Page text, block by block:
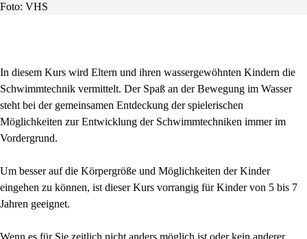
Foto: VHS
In diesem Kurs wird Eltern und ihren wassergewöhnten Kindern die
Schwimmtechnik vermittelt. Der Spaß an der Bewegung im Wasser
steht bei der gemeinsamen Entdeckung der spielerischen
Möglichkeiten zur Entwicklung der Schwimmtechniken immer im
Vordergrund.
Um besser auf die Körpergröße und Möglichkeiten der Kinder
eingehen zu können, ist dieser Kurs vorrangig für Kinder von 5 bis 7
Jahren geeignet.
Wenn es für Sie zeitlich nicht anders möglich ist oder kein anderer